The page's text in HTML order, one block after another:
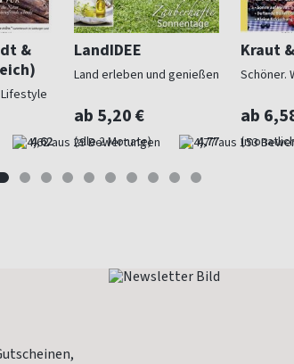
&
4,62
LandIDEE
Land erleben und genießen
ab 5,20 €
(alle 2 Monate) 4,77
Kraut
Schöner.
ab